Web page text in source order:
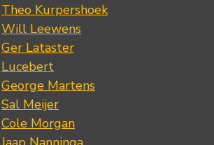
Theo Kurpershoek
Will Leewens
Ger Lataster
Lucebert
George Martens
Sal Meijer
Cole Morgan